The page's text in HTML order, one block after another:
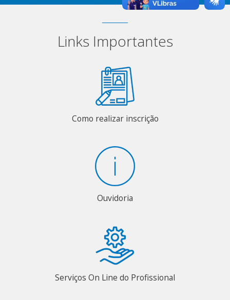
Links Importantes
Como realizar inscrição
Ouvidoria
Serviços On Line do Profissional